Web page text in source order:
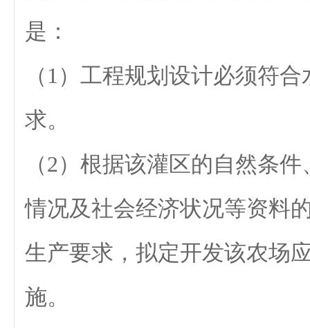
是：
（1）工程规划设计必须符
求。
（2）根据该灌区的自然条
情况及社会经济状况等资料
生产要求，拟定开发该农场
施。